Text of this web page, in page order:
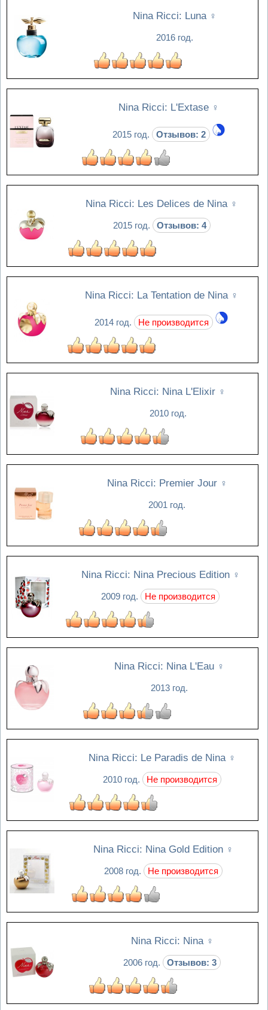
Nina Ricci: Luna ♀
2016 год.
Nina Ricci: L'Extase ♀
2015 год. Отзывов: 2
Nina Ricci: Les Delices de Nina ♀
2015 год. Отзывов: 4
Nina Ricci: La Tentation de Nina ♀
2014 год. Не производится
Nina Ricci: Nina L'Elixir ♀
2010 год.
Nina Ricci: Premier Jour ♀
2001 год.
Nina Ricci: Nina Precious Edition ♀
2009 год. Не производится
Nina Ricci: Nina L'Eau ♀
2013 год.
Nina Ricci: Le Paradis de Nina ♀
2010 год. Не производится
Nina Ricci: Nina Gold Edition ♀
2008 год. Не производится
Nina Ricci: Nina ♀
2006 год. Отзывов: 3